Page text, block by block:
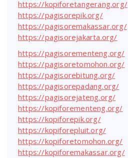
https://kopiforetangerang.org/
https://pagisorepik.org/
https://pagisoremakassar.org/
https://pagisorejakarta.org/
https://pagisorementeng.org/
https://pagisoretomohon.org/
https://pagisorebitung.org/
https://pagisorepadang.org/
https://pagisorejateng.org/
https://kopiforementeng.org/
https://kopiforepik.org/
https://kopiforepluit.org/
https://kopiforetomohon.org/
https://kopiforemakassar.org/